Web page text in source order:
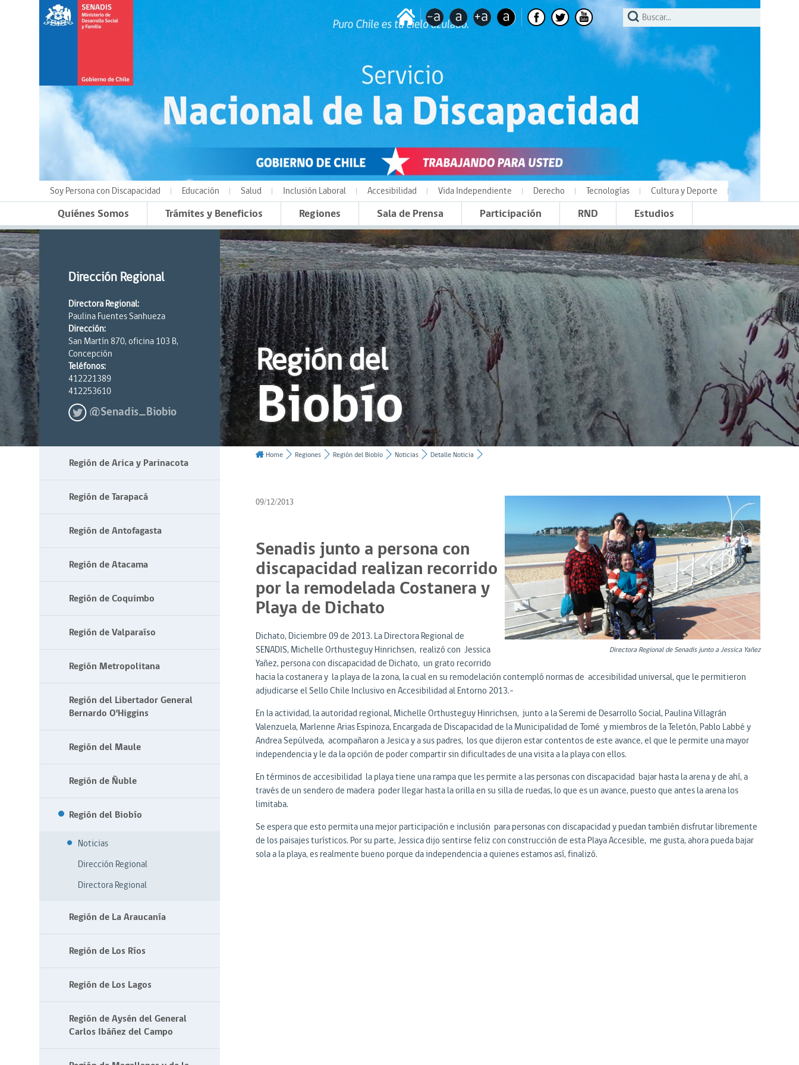
Soy Persona con Discapacidad Educación Salud Inclusión Laboral Accesibilidad Vida Independiente Derecho Tecnologías Cultura y Deporte
Quiénes Somos Trámites y Beneficios Regiones Sala de Prensa Participación RND Estudios
Dirección Regional
Directora Regional:
Paulina Fuentes Sanhueza
Dirección:
San Martín 870, oficina 103 B,
Concepción
Teléfonos:
412221389
412253610
@Senadis_Biobio
Región del
Biobío
Región de Arica y Parinacota
Región de Tarapacá
Región de Antofagasta
Región de Atacama
Región de Coquimbo
Región de Valparaíso
Región Metropolitana
Región del Libertador General
Bernardo O'Higgins
Región del Maule
Región de Ñuble
Región del Biobío
Noticias
Dirección Regional
Directora Regional
Región de La Araucanía
Región de Los Ríos
Región de Los Lagos
Región de Aysén del General
Carlos Ibáñez del Campo
Home Regiones Región del Biobío Noticias Detalle Noticia
Directora Regional de Senadis junto a Jessica Yañez
09/12/2013
Senadis junto a persona con
discapacidad realizan recorrido
por la remodelada Costanera y
Playa de Dichato
Dichato, Diciembre 09 de 2013. La Directora Regional de
SENADIS, Michelle Orthusteguy Hinrichsen, realizó con Jessica
Yañez, persona con discapacidad de Dichato, un grato recorrido
hacia la costanera y la playa de la zona, la cual en su remodelación contempló normas de accesibilidad universal, que le permitieron
adjudicarse el Sello Chile Inclusivo en Accesibilidad al Entorno 2013.-
En la actividad, la autoridad regional, Michelle Orthusteguy Hinrichsen, junto a la Seremi de Desarrollo Social, Paulina Villagrán
Valenzuela, Marlenne Arias Espinoza, Encargada de Discapacidad de la Municipalidad de Tomé y miembros de la Teletón, Pablo Labbé y
Andrea Sepúlveda, acompañaron a Jesica y a sus padres, los que dijeron estar contentos de este avance, el que le permite una mayor
independencia y le da la opción de poder compartir sin dificultades de una visita a la playa con ellos.
En términos de accesibilidad la playa tiene una rampa que les permite a las personas con discapacidad bajar hasta la arena y de ahí, a
través de un sendero de madera poder llegar hasta la orilla en su silla de ruedas, lo que es un avance, puesto que antes la arena los
limitaba.
Se espera que esto permita una mejor participación e inclusión para personas con discapacidad y puedan también disfrutar libremente
de los paisajes turísticos. Por su parte, Jessica dijo sentirse feliz con construcción de esta Playa Accesible, me gusta, ahora pueda bajar
sola a la playa, es realmente bueno porque da independencia a quienes estamos así, finalizó.